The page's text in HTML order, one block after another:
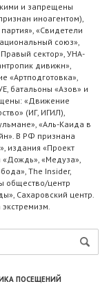
и запрещены
иноагентом),
«Свидетели
союз»,
сектор», УНА-
дивижн»,
«Артподготовка»,
батальоны «Азов» и
«Движение
(ИГ, ИГИЛ),
«Аль-Каида в
В РФ признана
издания «Проект
«Медуза»,
The Insider,
общество/центр
Сахаровский центр.
ПОСЕЩЕНИЙ